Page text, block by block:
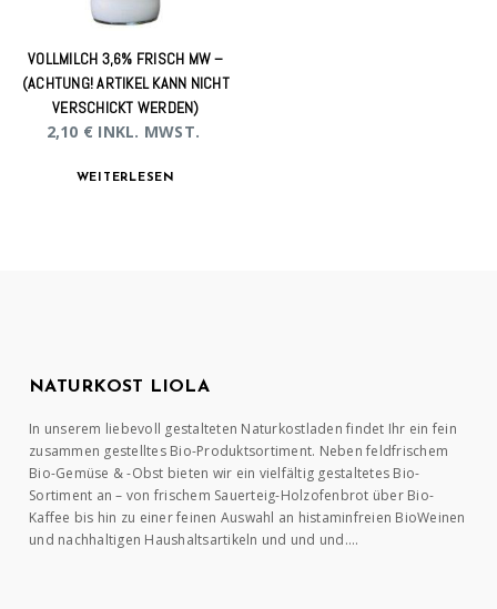
VOLLMILCH 3,6% FRISCH MW –
(ACHTUNG! ARTIKEL KANN NICHT
VERSCHICKT WERDEN)
2,10 € INKL. MWST.
WEITERLESEN
NATURKOST LIOLA
In unserem liebevoll gestalteten Naturkostladen findet Ihr ein fein
zusammen gestelltes Bio-Produktsortiment. Neben feldfrischem
Bio-Gemüse & -Obst bieten wir ein vielfältig gestaltetes Bio-
Sortiment an – von frischem Sauerteig-Holzofenbrot über Bio-
Kaffee bis hin zu einer feinen Auswahl an histaminfreien BioWeinen
und nachhaltigen Haushaltsartikeln und und und….